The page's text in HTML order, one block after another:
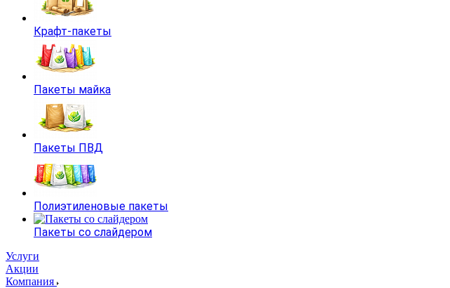
Крафт-пакеты
Пакеты майка
Пакеты ПВД
Полиэтиленовые пакеты
Пакеты со слайдером
Услуги
Акции
Компания